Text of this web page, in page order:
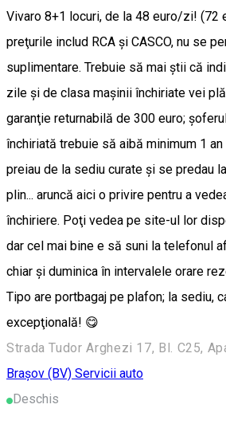
Vivaro 8+1 locuri, de la 48 euro/zi! (72
preţurile includ RCA şi CASCO, nu se
suplimentare. Trebuie să mai ştii că
zile şi de clasa maşinii închiriate vei
garanţie returnabilă de 300 euro;
închiriată trebuie să aibă minimum 1
preiau de la sediu curate şi se predau
plin... aruncă aici o privire pentru a
închiriere. Poţi vedea pe site-ul lor
dar cel mai bine e să suni la telefonul
chiar şi duminica în intervalele orare
Tipo are portbagaj pe plafon; la sediu,
excepţională! 😋
Braşov (BV) Servicii auto
Deschis